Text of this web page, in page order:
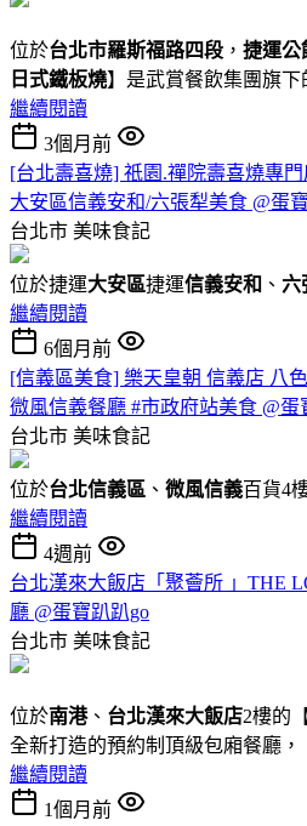
位於台北市羅斯福路四段 ， 捷運公
日式鐵板燒】是武賞餐飲集團旗下
繼續閱讀
3個月前
[台北壽喜燒] 祇園.禪院壽喜燒專
大安區信義安和/六張犁美食 @蛋
台北市 美味食記
位於捷運大安區捷運信義安和 、 六
繼續閱讀
6個月前
[信義區美食] 樂天皇朝 信義店 八
微風信義餐廳 #市政府站美食 @蛋
台北市 美味食記
位於台北信義區 、 微風信義百貨4
繼續閱讀
4週前
台北漢來大飯店「聚薈所 」THE
廳 @蛋寶趴趴go
台北市 美味食記
位於南港、 台北漢來大飯店2樓的
全新打造的預約制頂級包廂餐廳，
繼續閱讀
1個月前